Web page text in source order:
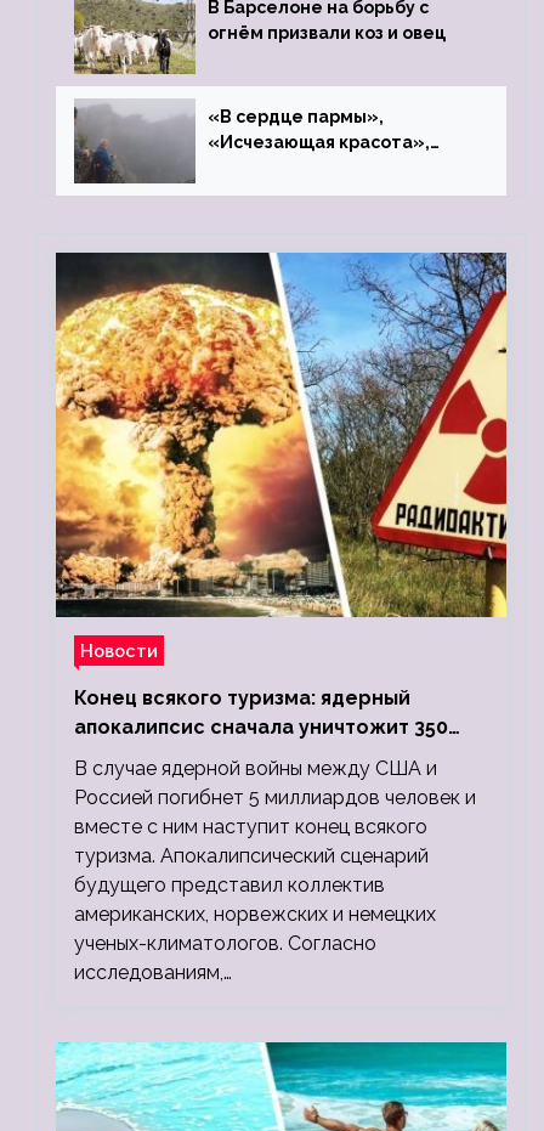
В Барселоне на борьбу с
огнём призвали коз и овец
«В сердце пармы»,
«Исчезающая красота»,
Новости
Конец всякого туризма: ядерный
апокалипсис сначала уничтожит 350
миллионов, а потом 5 миллиардов
людей
В случае ядерной войны между США и
Россией погибнет 5 миллиардов человек и
вместе с ним наступит конец всякого
туризма. Апокалипсический сценарий
будущего представил коллектив
американских, норвежских и немецких
ученых-климатологов. Согласно
исследованиям,…